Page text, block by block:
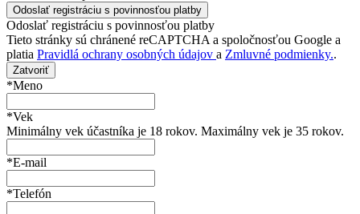
Odoslať registráciu s povinnosťou platby
Tieto stránky sú chránené reCAPTCHA a spoločnosťou Google a
platia Pravidlá ochrany osobných údajov a Zmluvné podmienky..
Zatvoriť
*Meno
*Vek
Minimálny vek účastníka je 18 rokov. Maximálny vek je 35 rokov.
*E-mail
*Telefón